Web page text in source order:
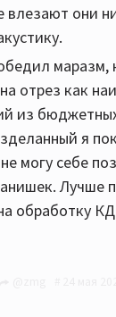
они
маразм,
отрез как
из
я
могу себе
Лучше
обработку